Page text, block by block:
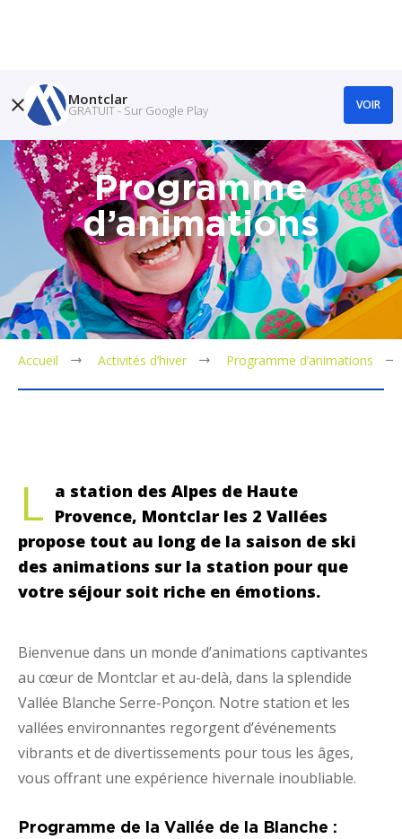
Programme
d’animations
Accueil Activités d’hiver Programme d’animations
L a station des Alpes de Haute
Provence, Montclar les 2 Vallées
propose tout au long de la saison de ski
des animations sur la station pour que
votre séjour soit riche en émotions.
Bienvenue dans un monde d’animations captivantes
au cœur de Montclar et au-delà, dans la splendide
Vallée Blanche Serre-Ponçon. Notre station et les
vallées environnantes regorgent d’événements
vibrants et de divertissements pour tous les âges,
vous offrant une expérience hivernale inoubliable.
Programme de la Vallée de la Blanche :
Montclar
GRATUIT - Sur Google Play VOIR